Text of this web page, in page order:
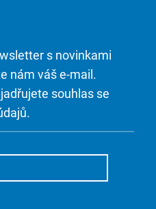
s novinkami
nám váš e-mail.
souhlas se